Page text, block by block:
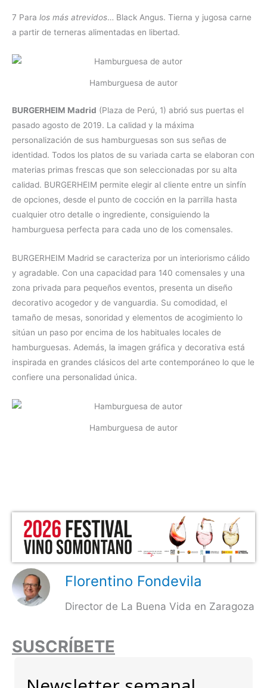
7 Para los más atrevidos… Black Angus. Tierna y jugosa carne
a partir de terneras alimentadas en libertad.
Hamburguesa de autor
BURGERHEIM Madrid (Plaza de Perú, 1) abrió sus puertas el
pasado agosto de 2019. La calidad y la máxima
personalización de sus hamburguesas son sus señas de
identidad. Todos los platos de su variada carta se elaboran con
materias primas frescas que son seleccionadas por su alta
calidad. BURGERHEIM permite elegir al cliente entre un sinfín
de opciones, desde el punto de cocción en la parrilla hasta
cualquier otro detalle o ingrediente, consiguiendo la
hamburguesa perfecta para cada uno de los comensales.
BURGERHEIM Madrid se caracteriza por un interiorismo cálido
y agradable. Con una capacidad para 140 comensales y una
zona privada para pequeños eventos, presenta un diseño
decorativo acogedor y de vanguardia. Su comodidad, el
tamaño de mesas, sonoridad y elementos de acogimiento lo
sitúan un paso por encima de los habituales locales de
hamburguesas. Además, la imagen gráfica y decorativa está
inspirada en grandes clásicos del arte contemporáneo lo que le
confiere una personalidad única.
Hamburguesa de autor
Florentino Fondevila
Director de La Buena Vida en Zaragoza
SUSCRÍBETE